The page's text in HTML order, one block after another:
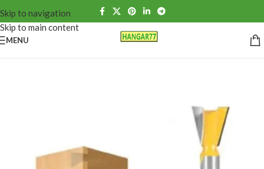
Skip to navigation
Skip to main content
MENU